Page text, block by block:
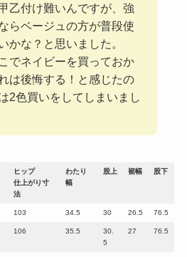
乙付け難いんですが、強
らベージュの方が普段使
かな？と思いました。
でネイビーを買っておか
は後悔する！と感じたの
2色買いをしてしまいまし
ヒップ
仕上がり寸
法
わたり
幅
股上 裾幅 股下
103 34.5 30 26.5 76.5
106 35.5
30.
5
27 76.5